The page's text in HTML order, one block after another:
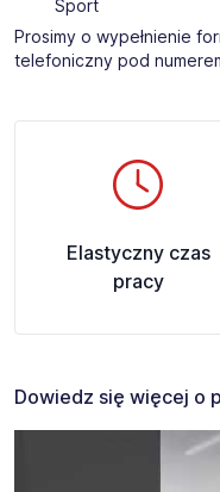
Sport
Prosimy o wypełnienie
telefoniczny pod
Elastyczny czas
pracy
Dowiedz się więcej o